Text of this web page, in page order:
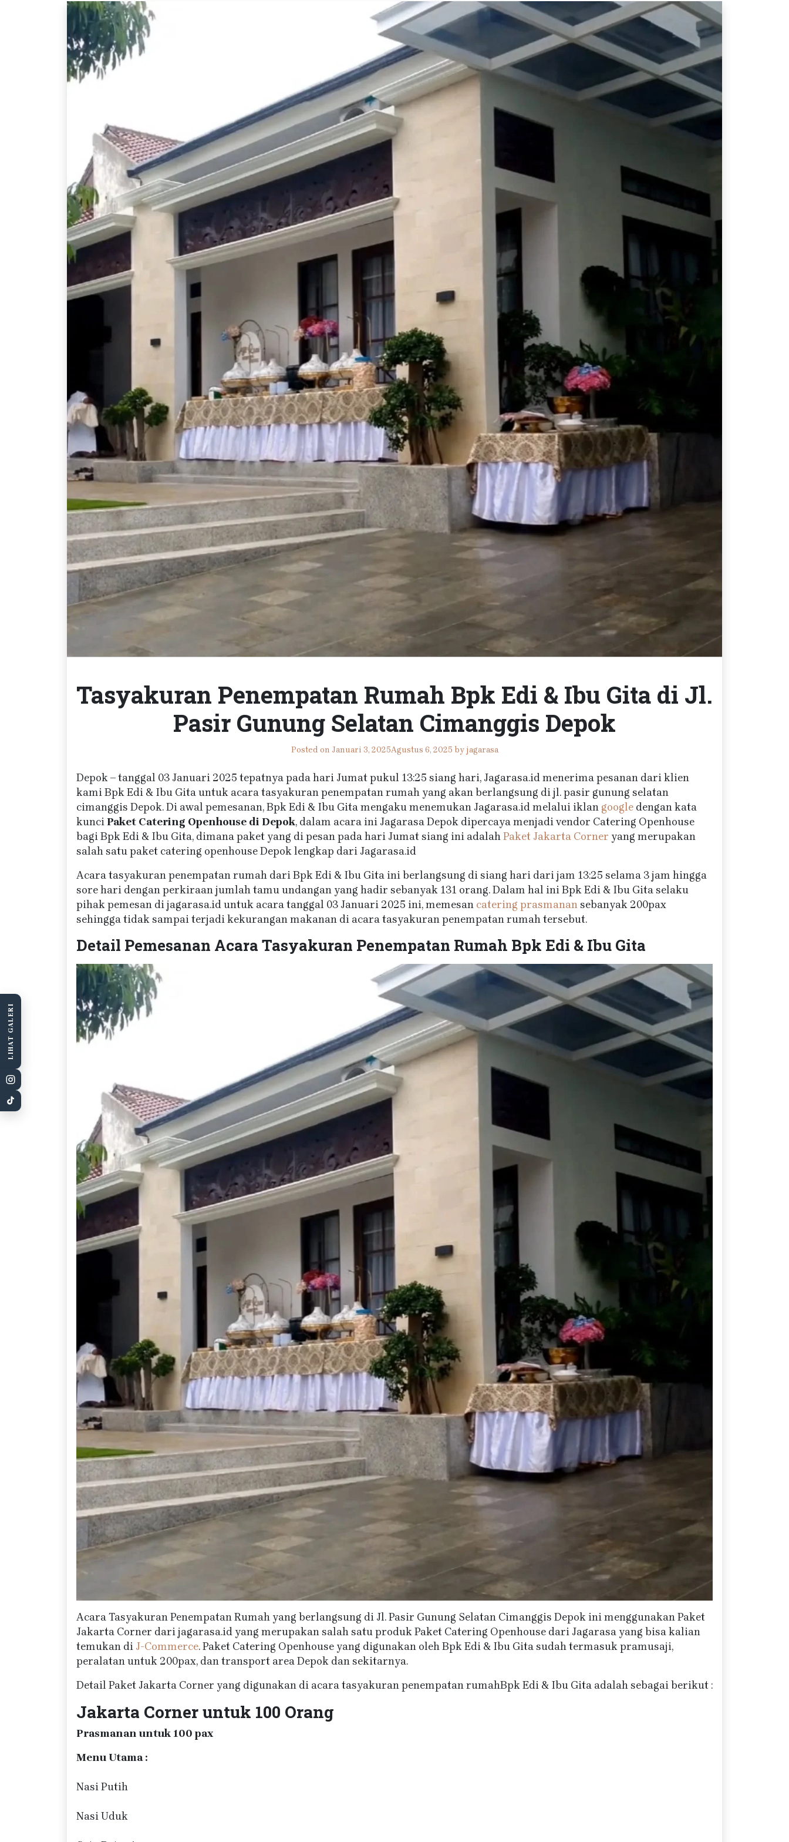
Tasyakuran Penempatan Rumah Bpk Edi & Ibu Gita di Jl.
Pasir Gunung Selatan Cimanggis Depok
Posted on Januari 3, 2025Agustus 6, 2025 by jagarasa
Depok – tanggal 03 Januari 2025 tepatnya pada hari Jumat pukul 13:25 siang hari, Jagarasa.id menerima pesanan dari klien
kami Bpk Edi & Ibu Gita untuk acara tasyakuran penempatan rumah yang akan berlangsung di jl. pasir gunung selatan
cimanggis Depok. Di awal pemesanan, Bpk Edi & Ibu Gita mengaku menemukan Jagarasa.id melalui iklan google dengan kata
kunciPaket Catering Openhouse di Depok, dalam acara ini Jagarasa Depok dipercaya menjadi vendor Catering Openhouse
bagi Bpk Edi & Ibu Gita, dimana paket yang di pesan pada hari Jumat siang ini adalahPaket Jakarta Corner yang merupakan
salah satu paket catering openhouse Depok lengkap dari Jagarasa.id
Acara tasyakuran penempatan rumah dari Bpk Edi & Ibu Gita ini berlangsung di siang hari dari jam 13:25 selama 3 jam hingga
sore hari dengan perkiraan jumlah tamu undangan yang hadir sebanyak 131 orang. Dalam hal ini Bpk Edi & Ibu Gita selaku
pihak pemesan di jagarasa.id untuk acara tanggal 03 Januari 2025 ini, memesan catering prasmanansebanyak 200pax
sehingga tidak sampai terjadi kekurangan makanan di acara tasyakuran penempatan rumah tersebut.
Detail Pemesanan Acara Tasyakuran Penempatan Rumah Bpk Edi & Ibu Gita
Acara Tasyakuran Penempatan Rumah yang berlangsung di Jl. Pasir Gunung Selatan Cimanggis Depok ini menggunakan Paket
Jakarta Corner dari jagarasa.id yang merupakan salah satu produk Paket Catering Openhouse dari Jagarasa yang bisa kalian
temukan di J-Commerce. Paket Catering Openhouse yang digunakan oleh Bpk Edi & Ibu Gita sudah termasuk pramusaji,
peralatan untuk 200pax, dan transport area Depok dan sekitarnya.
Detail Paket Jakarta Corner yang digunakan di acara tasyakuran penempatan rumahBpk Edi & Ibu Gita adalah sebagai berikut :
Jakarta Corner untuk 100 Orang
Prasmanan untuk 100 pax
Menu Utama :
Nasi Putih
Nasi Uduk
LIHAT GALERI